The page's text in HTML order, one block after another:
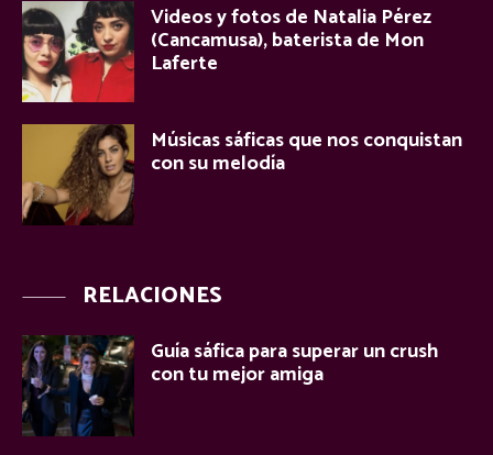
Videos y fotos de Natalia Pérez
(Cancamusa), baterista de Mon
Laferte
Músicas sáficas que nos conquistan
con su melodía
RELACIONES
Guía sáfica para superar un crush
con tu mejor amiga